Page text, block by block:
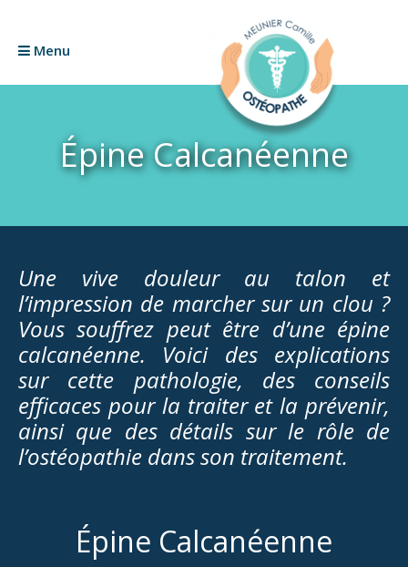
Menu
Épine Calcanéenne
Une vive douleur au talon et
l’impression de marcher sur un clou ?
Vous souffrez peut être d’une épine
calcanéenne. Voici des explications
sur cette pathologie, des conseils
efficaces pour la traiter et la prévenir,
ainsi que des détails sur le rôle de
l’ostéopathie dans son traitement.
Épine Calcanéenne